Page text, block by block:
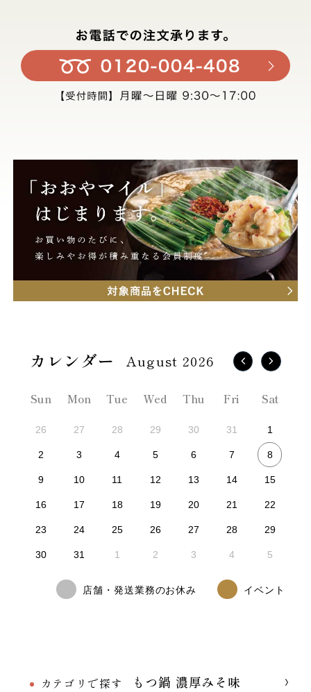
カテゴリで探す
もつ鍋 濃厚みそ味
August 2026
Sun Mon Tue Wed Thu Fri Sat
26 27 28 29 30 31 1
2 3 4 5 6 7 8
9 10 11 12 13 14 15
16 17 18 19 20 21 22
23 24 25 26 27 28 29
30 31 1 2 3 4 5
店舗・発送業務のお休み イベント